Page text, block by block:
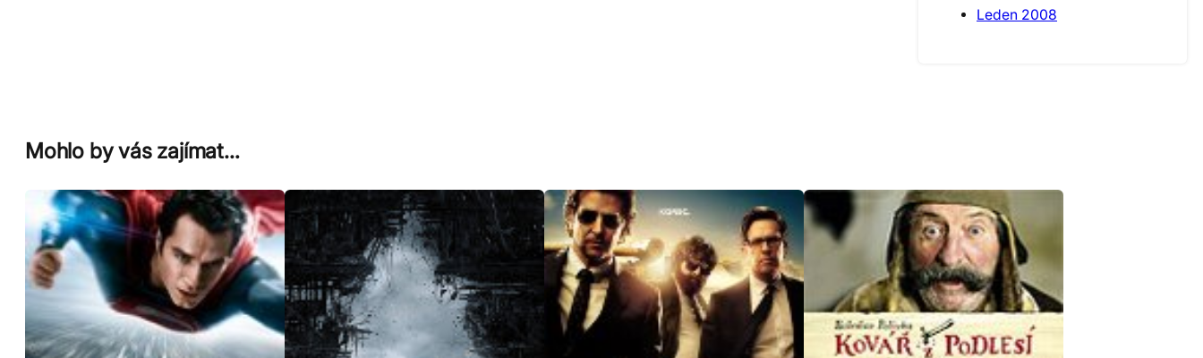
Leden 2008
Mohlo by vás zajímat…